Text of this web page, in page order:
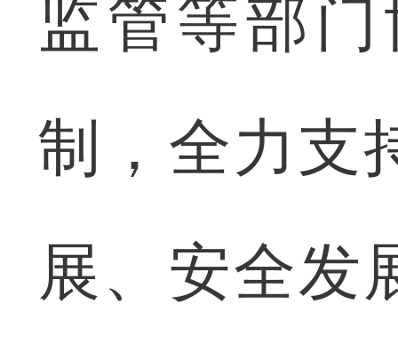
监管等部
制，全力支
展、安全发